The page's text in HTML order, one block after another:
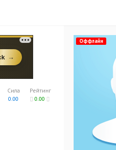
Рейтинг
0.00
Сила
0.00
Оффлайн